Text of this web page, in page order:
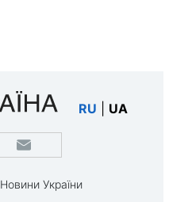
RU UA
Новини України